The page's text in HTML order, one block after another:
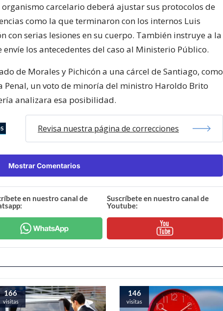
organismo carcelario deberá ajustar sus protocolos de
como la que terminaron con los internos Luis
con serias lesiones en su cuerpo. También instruye a la
los antecedentes del caso al Ministerio Público.
de Morales y Pichicón a una cárcel de Santiago, como
Penal, un voto de minoría del ministro Haroldo Brito
analizara esa posibilidad.
Revisa nuestra página de correcciones
Mostrar Comentarios
en nuestro canal de
Suscríbete en nuestro canal de
Youtube:
166
visitas
146
visitas